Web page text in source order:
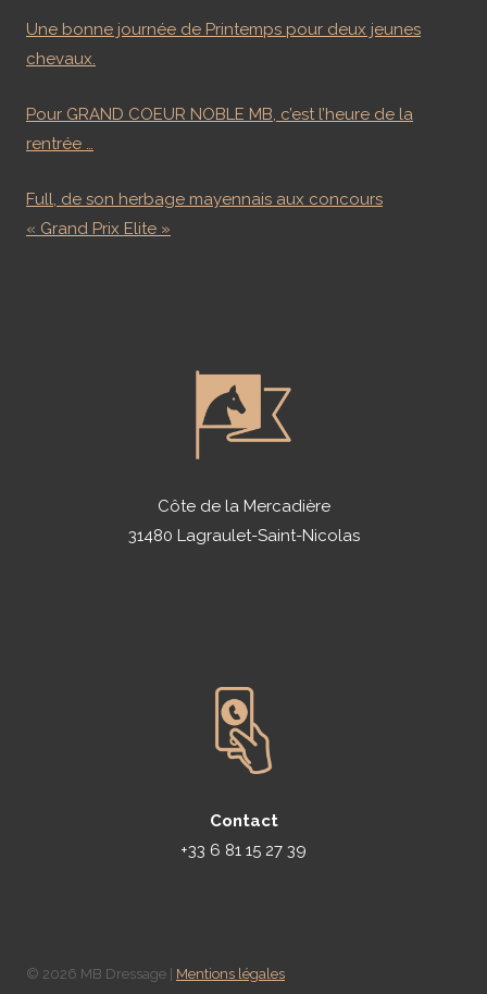
Une bonne journée de Printemps pour deux jeunes
chevaux.
Pour GRAND COEUR NOBLE MB, c’est l’heure de la
rentrée …
Full, de son herbage mayennais aux concours
« Grand Prix Elite »
Côte de la Mercadière
31480 Lagraulet-Saint-Nicolas
Contact
+33 6 81 15 27 39
© 2026 MB Dressage | Mentions légales